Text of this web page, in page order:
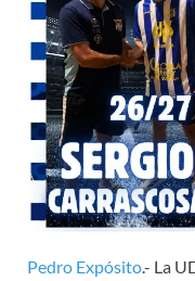
Pedro Expósito.- La